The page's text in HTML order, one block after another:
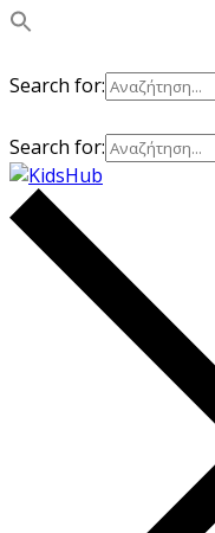
Search for:
Search for: